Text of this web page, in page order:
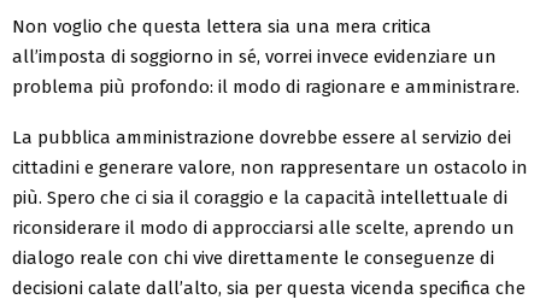
Non voglio che questa lettera sia una mera critica
all’imposta di soggiorno in sé, vorrei invece evidenziare un
problema più profondo: il modo di ragionare e amministrare.
La pubblica amministrazione dovrebbe essere al servizio dei
cittadini e generare valore, non rappresentare un ostacolo in
più. Spero che ci sia il coraggio e la capacità intellettuale di
riconsiderare il modo di approcciarsi alle scelte, aprendo un
dialogo reale con chi vive direttamente le conseguenze di
decisioni calate dall’alto, sia per questa vicenda specifica che